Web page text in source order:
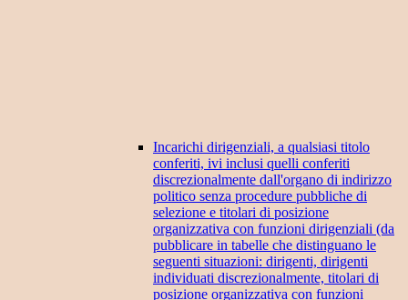
Incarichi dirigenziali, a qualsiasi titolo
conferiti, ivi inclusi quelli conferiti
discrezionalmente dall'organo di indirizzo
politico senza procedure pubbliche di
selezione e titolari di posizione
organizzativa con funzioni dirigenziali (da
pubblicare in tabelle che distinguano le
seguenti situazioni: dirigenti, dirigenti
individuati discrezionalmente, titolari di
posizione organizzativa con funzioni